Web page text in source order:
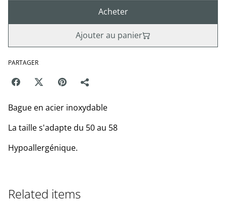
Acheter
Ajouter au panier
PARTAGER
Bague en acier inoxydable
La taille s'adapte du 50 au 58
Hypoallergénique.
Related items